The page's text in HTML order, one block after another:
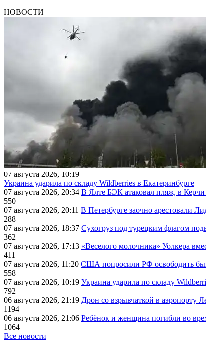
НОВОСТИ
07 августа 2026, 10:19
Украина ударила по складу Wildberries в Екатеринбурге
07 августа 2026, 20:34 В Ялте БЭК атаковал пляж, в
550
07 августа 2026, 20:11 В Петербурге заочно арестовали
288
07 августа 2026, 18:37 Сухогруз под турецким флагом
362
07 августа 2026, 17:13 «Веселого молочника» Уолкера
411
07 августа 2026, 11:20 США попросили РФ освободить
558
07 августа 2026, 10:19 Украина ударила по складу
792
06 августа 2026, 21:19 Дрон со взрывчаткой в аэропорту
1194
06 августа 2026, 21:06 Ребёнок и женщина погибли во
1064
Все новости